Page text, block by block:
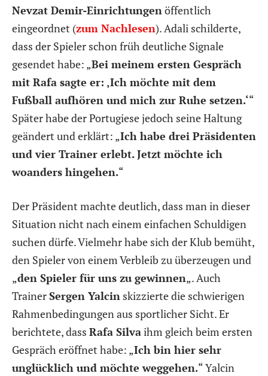
Nevzat Demir-Einrichtungen öffentlich
eingeordnet (zum Nachlesen). Adali schilderte,
dass der Spieler schon früh deutliche Signale
gesendet habe: „Bei meinem ersten Gespräch
mit Rafa sagte er: ‚Ich möchte mit dem
Fußball aufhören und mich zur Ruhe setzen.‘“
Später habe der Portugiese jedoch seine Haltung
geändert und erklärt: „Ich habe drei Präsidenten
und vier Trainer erlebt. Jetzt möchte ich
woanders hingehen.“
Der Präsident machte deutlich, dass man in dieser
Situation nicht nach einem einfachen Schuldigen
suchen dürfe. Vielmehr habe sich der Klub bemüht,
den Spieler von einem Verbleib zu überzeugen und
„den Spieler für uns zu gewinnen„. Auch
TrainerSergen Yalcin skizzierte die schwierigen
Rahmenbedingungen aus sportlicher Sicht. Er
berichtete, dass Rafa Silvaihm gleich beim ersten
Gespräch eröffnet habe: „Ich bin hier sehr
unglücklich und möchte weggehen.“ Yalcin